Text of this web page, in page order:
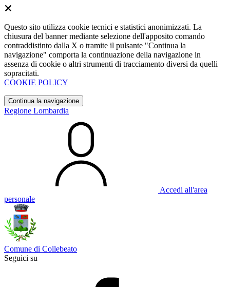
Questo sito utilizza cookie tecnici e statistici anonimizzati. La
chiusura del banner mediante selezione dell'apposito comando
contraddistinto dalla X o tramite il pulsante "Continua la
navigazione" comporta la continuazione della navigazione in
assenza di cookie o altri strumenti di tracciamento diversi da quelli
sopracitati.
COOKIE POLICY
Continua la navigazione
Regione Lombardia
Accedi all'area
personale
Comune di Collebeato
Seguici su